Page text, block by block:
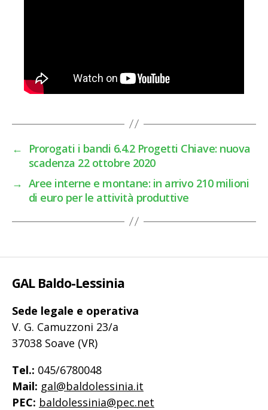
←
Prorogati i bandi 6.4.2 Progetti Chiave: nuova
scadenza 22 ottobre 2020
→ Aree interne e montane: in arrivo 210 milioni
di euro per le attività produttive
GAL Baldo-Lessinia
Sede legale e operativa
V. G. Camuzzoni 23/a
37038 Soave (VR)
Tel.: 045/6780048
Mail: gal@baldolessinia.it
PEC: baldolessinia@pec.net